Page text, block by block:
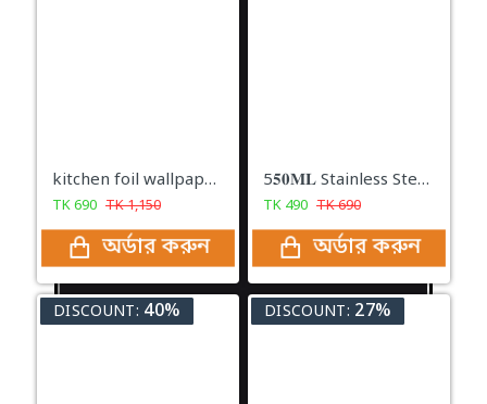
kitchen foil wallpaper/Aluminum Foil Self Adhesive Kitchen Sticker (𝐒𝐈𝐙𝐄: 𝟓 𝐌𝐞𝐭𝐞𝐫 𝐗 𝟐𝟒 𝐈𝐧𝐜𝐡)
TK690 TK1,150
অর্ডার করুন
5𝟓𝟎𝐌𝐋 Stainless Steel Oil Pot with Strainer
TK 490 TK690
অর্ডার করুন
DISCOUNT: 40% DISCOUNT: 27%